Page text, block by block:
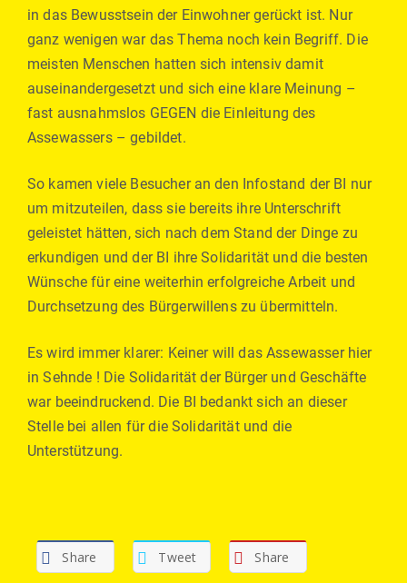
in das Bewusstsein der Einwohner gerückt ist. Nur
ganz wenigen war das Thema noch kein Begriff. Die
meisten Menschen hatten sich intensiv damit
auseinandergesetzt und sich eine klare Meinung –
fast ausnahmslos GEGEN die Einleitung des
Assewassers – gebildet.
So kamen viele Besucher an den Infostand der BI nur
um mitzuteilen, dass sie bereits ihre Unterschrift
geleistet hätten, sich nach dem Stand der Dinge zu
erkundigen und der BI ihre Solidarität und die besten
Wünsche für eine weiterhin erfolgreiche Arbeit und
Durchsetzung des Bürgerwillens zu übermitteln.
Es wird immer klarer: Keiner will das Assewasser hier
in Sehnde ! Die Solidarität der Bürger und Geschäfte
war beeindruckend. Die BI bedankt sich an dieser
Stelle bei allen für die Solidarität und die
Unterstützung.
Share Tweet Share